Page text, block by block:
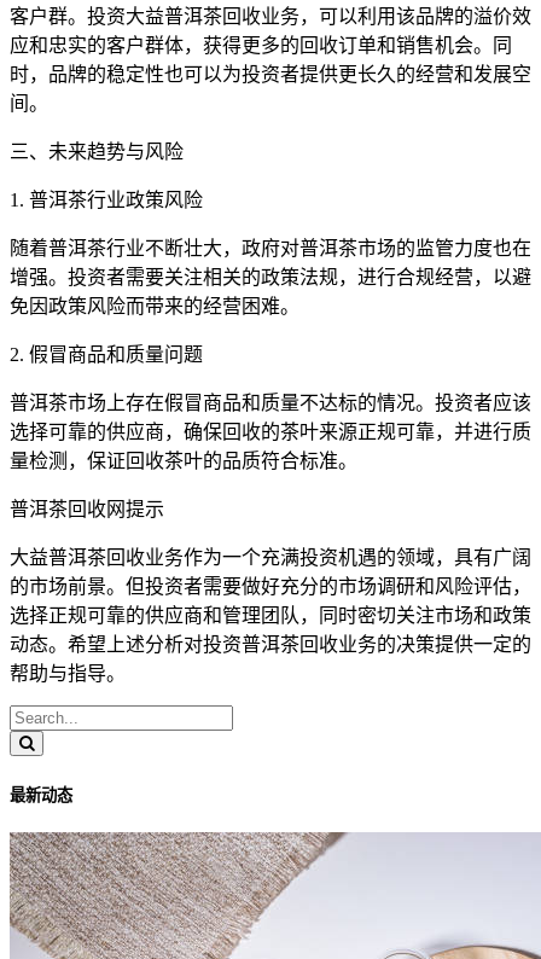
客户群。投资大益普洱茶回收业务，可以利用该品牌的溢价效
应和忠实的客户群体，获得更多的回收订单和销售机会。同
时，品牌的稳定性也可以为投资者提供更长久的经营和发展空
间。
三、未来趋势与风险
1. 普洱茶行业政策风险
随着普洱茶行业不断壮大，政府对普洱茶市场的监管力度也在
增强。投资者需要关注相关的政策法规，进行合规经营，以避
免因政策风险而带来的经营困难。
2. 假冒商品和质量问题
普洱茶市场上存在假冒商品和质量不达标的情况。投资者应该
选择可靠的供应商，确保回收的茶叶来源正规可靠，并进行质
量检测，保证回收茶叶的品质符合标准。
普洱茶回收网提示
大益普洱茶回收业务作为一个充满投资机遇的领域，具有广阔
的市场前景。但投资者需要做好充分的市场调研和风险评估，
选择正规可靠的供应商和管理团队，同时密切关注市场和政策
动态。希望上述分析对投资普洱茶回收业务的决策提供一定的
帮助与指导。
最新动态